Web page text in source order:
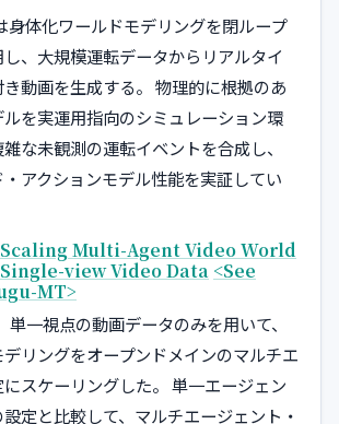
体化ワールドモデリングを閉ループ
、大規模運転データからリアルタイ
動画を生成する。 物理的に根拠のあ
を実運用指向のシミュレーション環
な未観測の運転イベントを合成し、
アクションモデル性能を実証してい
Multi-Agent Video World
view Video Data <See
MT>
一視点の動画データのみを用いて、
リングをオープンドメインのマルチエ
スケーリングした。 単一エージェン
定と比較して、マルチエージェント・